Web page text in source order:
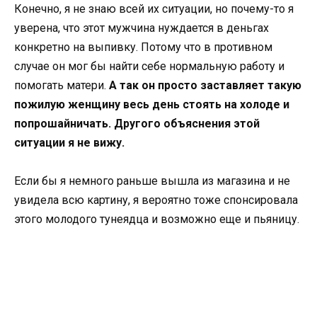
Конечно, я не знаю всей их ситуации, но почему-то я
уверена, что этот мужчина нуждается в деньгах
конкретно на выпивку. Потому что в противном
случае он мог бы найти себе нормальную работу и
помогать матери. А так он просто заставляет такую
​​пожилую женщину весь день стоять на холоде и
попрошайничать. Другого объяснения этой
ситуации я не вижу.
Если бы я немного раньше вышла из магазина и не
увидела всю картину, я вероятно тоже спонсировала
этого молодого тунеядца и возможно еще и пьяницу.